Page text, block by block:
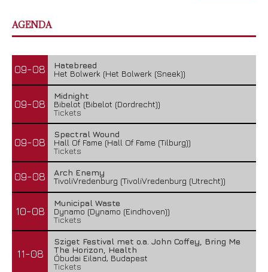
AGENDA
09-08
Hatebreed
Het Bolwerk (Het Bolwerk (Sneek))
09-08
Midnight
Bibelot (Bibelot (Dordrecht))
Tickets
09-08
Spectral Wound
Hall Of Fame (Hall Of Fame (Tilburg))
Tickets
09-08
Arch Enemy
TivoliVredenburg (TivoliVredenburg (Utrecht))
10-08
Municipal Waste
Dynamo (Dynamo (Eindhoven))
Tickets
11-08
Sziget Festival met o.a. John Coffey, Bring Me
The Horizon, Health
Óbudai Eiland, Budapest
Tickets